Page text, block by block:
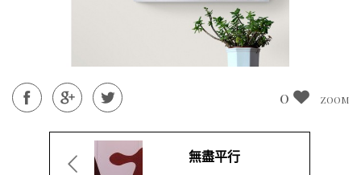
0 ZOOM
0 ZOOM
0 ZOOM
無盡平行